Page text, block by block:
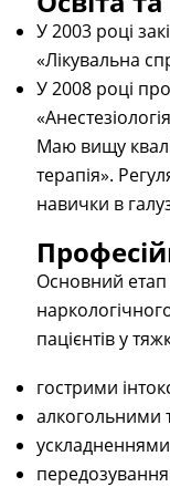
У 2003 році
«Лікувальна
У 2008 році
Маю вищу
терапія».
навички в
Основний етап
пацієнтів у
гострими
алкогольними